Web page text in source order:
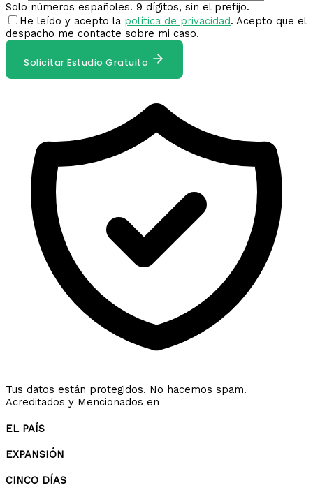
Solo números españoles. 9 dígitos, sin el prefijo.
He leído y acepto la política de privacidad. Acepto que el
despacho me contacte sobre mi caso.
Solicitar Estudio Gratuito
Tus datos están protegidos. No hacemos spam.
Acreditados y Mencionados en
EL PAÍS
EXPANSIÓN
CINCO DÍAS